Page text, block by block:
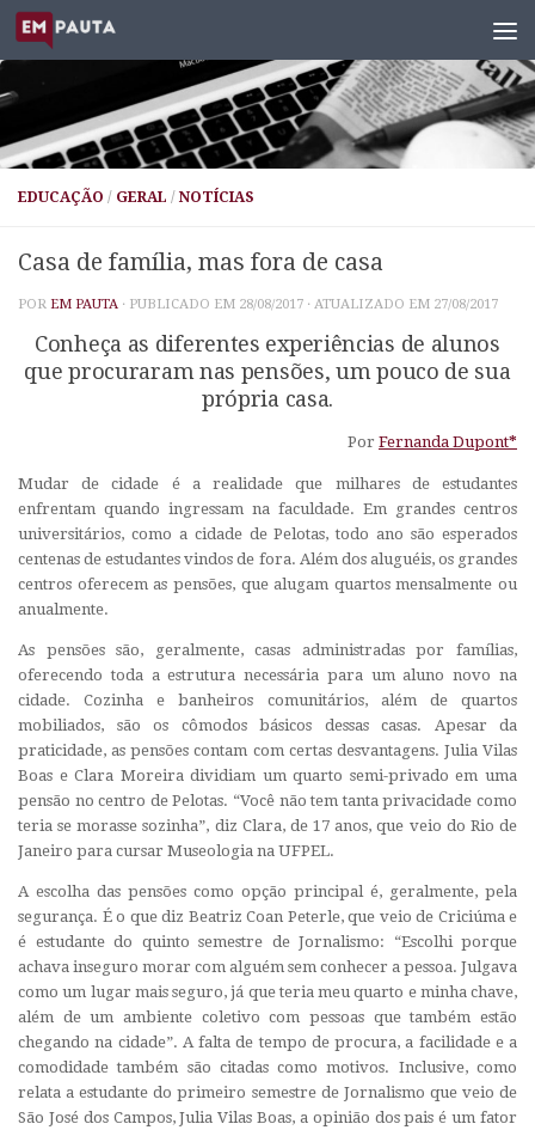
Skip to content
EDUCAÇÃO / GERAL / NOTÍCIAS
Casa de família, mas fora de casa
POR EM PAUTA · PUBLICADO EM 28/08/2017 · ATUALIZADO EM 27/08/2017
Conheça as diferentes experiências de alunos
que procuraram nas pensões, um pouco de sua
própria casa.
Por Fernanda Dupont*
Mudar de cidade é a realidade que milhares de estudantes
enfrentam quando ingressam na faculdade. Em grandes centros
universitários, como a cidade de Pelotas, todo ano são esperados
centenas de estudantes vindos de fora. Além dos aluguéis, os grandes
centros oferecem as pensões, que alugam quartos mensalmente ou
anualmente.
As pensões são, geralmente, casas administradas por famílias,
oferecendo toda a estrutura necessária para um aluno novo na
cidade. Cozinha e banheiros comunitários, além de quartos
mobiliados, são os cômodos básicos dessas casas. Apesar da
praticidade, as pensões contam com certas desvantagens. Julia Vilas
Boas e Clara Moreira dividiam um quarto semi-privado em uma
pensão no centro de Pelotas. “Você não tem tanta privacidade como
teria se morasse sozinha”, diz Clara, de 17 anos, que veio do Rio de
Janeiro para cursar Museologia na UFPEL.
A escolha das pensões como opção principal é, geralmente, pela
segurança. É o que diz Beatriz Coan Peterle, que veio de Criciúma e
é estudante do quinto semestre de Jornalismo: “Escolhi porque
achava inseguro morar com alguém sem conhecer a pessoa. Julgava
como um lugar mais seguro, já que teria meu quarto e minha chave,
além de um ambiente coletivo com pessoas que também estão
chegando na cidade”. A falta de tempo de procura, a facilidade e a
comodidade também são citadas como motivos. Inclusive, como
relata a estudante do primeiro semestre de Jornalismo que veio de
São José dos Campos, Julia Vilas Boas, a opinião dos pais é um fator